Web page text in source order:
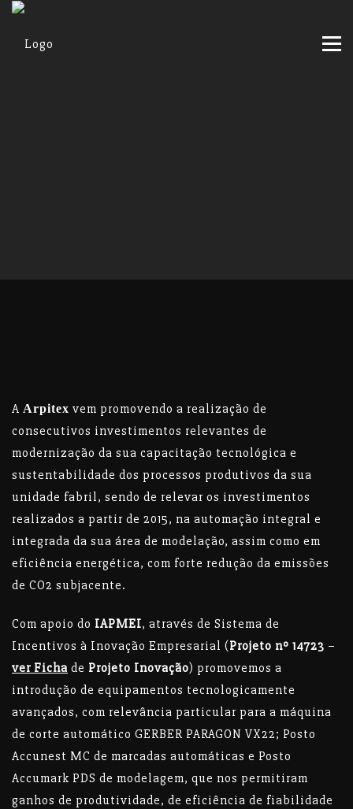
A Arpitex vem promovendo a realização de
consecutivos investimentos relevantes de
modernização da sua capacitação tecnológica e
sustentabilidade dos processos produtivos da sua
unidade fabril, sendo de relevar os investimentos
realizados a partir de 2015, na automação integral e
integrada da sua área de modelação, assim como em
eficiência energética, com forte redução da emissões
de CO2 subjacente.
Com apoio do IAPMEI, através de Sistema de
Incentivos à Inovação Empresarial (Projeto nº 14723 –
ver Ficha de Projeto Inovação) promovemos a
introdução de equipamentos tecnologicamente
avançados, com relevância particular para a máquina
de corte automático GERBER PARAGON VX22; Posto
Accunest MC de marcadas automáticas e Posto
Accumark PDS de modelagem, que nos permitiram
ganhos de produtividade, de eficiência de fiabilidade